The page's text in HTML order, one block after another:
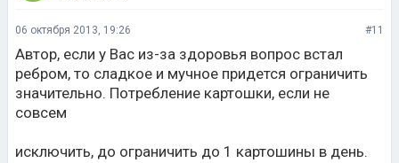
06 октября 2013, 19:26 #11
Автор, если у Вас из-за здоровья вопрос встал
ребром, то сладкое и мучное придется ограничить
значительно. Потребление картошки, если не
совсем
исключить, до ограничить до 1 картошины в день.